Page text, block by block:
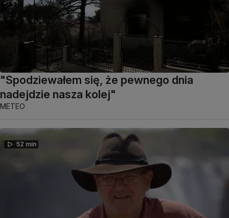
"Spodziewałem się, że pewnego dnia
nadejdzie nasza kolej"
METEO
52 min